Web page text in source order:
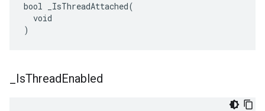
bool _IsThreadAttached(
  void
)
IsThreadEnabled